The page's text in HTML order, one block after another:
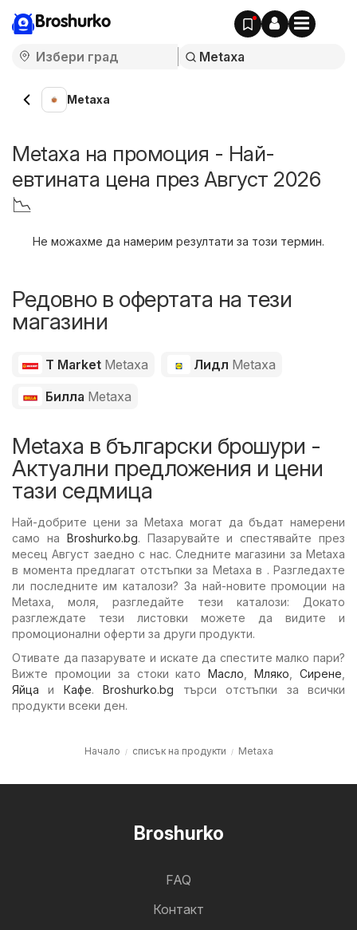
Broshurko
Metaxa
Metaxa на промоция - Най-
евтината цена през Август 2026
📉
Не можахме да намерим резултати за този термин.
Редовно в офертата на тези
магазини
T Market Metaxa Лидл Metaxa
Билла Metaxa
Metaxa в български брошури -
Актуални предложения и цени
тази седмица
Най-добрите цени за Metaxa могат да бъдат намерени
само на Broshurko.bg. Пазарувайте и спестявайте през
месец Август заедно с нас. Следните магазини за Metaxa
в момента предлагат отстъпки за Metaxa в . Разгледахте
ли последните им каталози? За най-новите промоции на
Metaxa, моля, разгледайте тези каталози: Докато
разглеждате тези листовки можете да видите и
промоционални оферти за други продукти.
Отивате да пазарувате и искате да спестите малко пари?
Вижте промоции за стоки катоМасло ,Мляко ,Сирене
Яйца и Кафе.Broshurko.bg търси отстъпки за всички
продукти всеки ден.
Начало списък на продукти Metaxa
Broshurko
FAQ
Контакт